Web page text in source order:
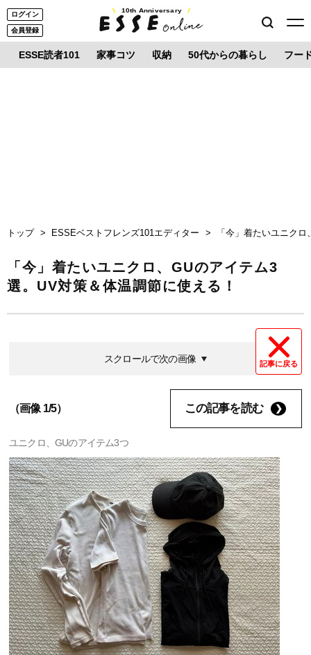
ログイン
会員登録
10th Anniversary
ESSE読者101 家事コツ 収納 50代からの暮らし フー
トップ ESSEベストフレンズ101エディター 「今」着たいユニク
「今」着たいユニクロ、GUのアイテム3
選。UV対策＆体温調節に使える！
記事に戻る
スクロールで次の画像
（画像 1/5） この記事を読む
ユニクロ、GUのアイテム3つ